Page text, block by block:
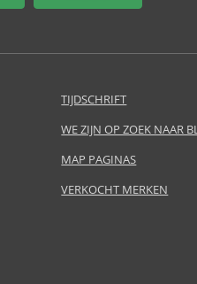
TIJDSCHRIFT
WE ZIJN OP ZOEK NAAR
MAP PAGINAS
VERKOCHT MERKEN